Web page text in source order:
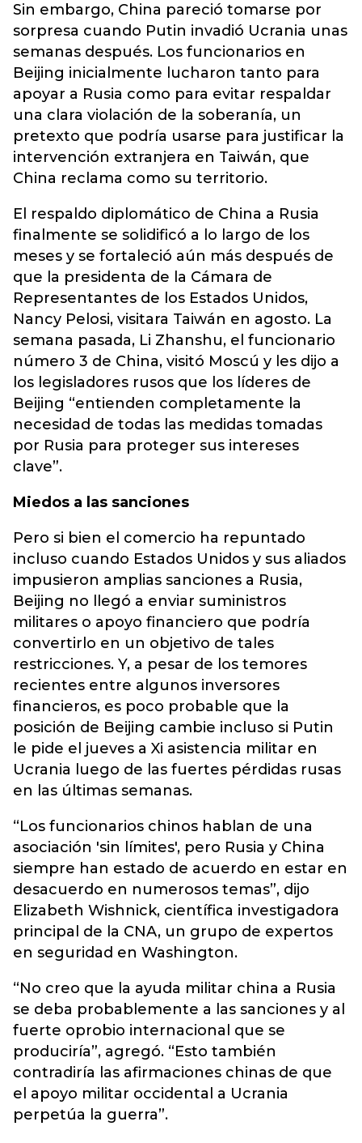
Sin embargo, China pareció tomarse por
sorpresa cuando Putin invadió Ucrania unas
semanas después. Los funcionarios en
Beijing inicialmente lucharon tanto para
apoyar a Rusia como para evitar respaldar
una clara violación de la soberanía, un
pretexto que podría usarse para justificar la
intervención extranjera en Taiwán, que
China reclama como su territorio.
El respaldo diplomático de China a Rusia
finalmente se solidificó a lo largo de los
meses y se fortaleció aún más después de
que la presidenta de la Cámara de
Representantes de los Estados Unidos,
Nancy Pelosi, visitara Taiwán en agosto. La
semana pasada, Li Zhanshu, el funcionario
número 3 de China, visitó Moscú y les dijo a
los legisladores rusos que los líderes de
Beijing “entienden completamente la
necesidad de todas las medidas tomadas
por Rusia para proteger sus intereses
clave”.
Miedos a las sanciones
Pero si bien el comercio ha repuntado
incluso cuando Estados Unidos y sus aliados
impusieron amplias sanciones a Rusia,
Beijing no llegó a enviar suministros
militares o apoyo financiero que podría
convertirlo en un objetivo de tales
restricciones. Y, a pesar de los temores
recientes entre algunos inversores
financieros, es poco probable que la
posición de Beijing cambie incluso si Putin
le pide el jueves a Xi asistencia militar en
Ucrania luego de las fuertes pérdidas rusas
en las últimas semanas.
“Los funcionarios chinos hablan de una
asociación 'sin límites', pero Rusia y China
siempre han estado de acuerdo en estar en
desacuerdo en numerosos temas”, dijo
Elizabeth Wishnick, científica investigadora
principal de la CNA, un grupo de expertos
en seguridad en Washington.
“No creo que la ayuda militar china a Rusia
se deba probablemente a las sanciones y al
fuerte oprobio internacional que se
produciría”, agregó. “Esto también
contradiría las afirmaciones chinas de que
el apoyo militar occidental a Ucrania
perpetúa la guerra”.